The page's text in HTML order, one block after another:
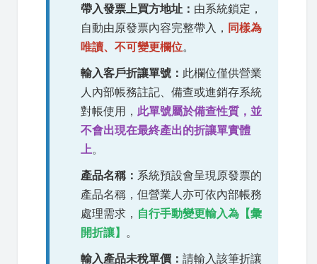
帶入發票上買方地址： 由系統鎖定，
自動由原發票內容完整帶入， 同樣為
唯讀、不可變更欄位。
輸入客戶折讓單號： 此欄位僅供營業
人內部帳務註記、備查或進銷存系統
對帳使用， 此單號屬於備查性質，並
不會出現在最終產出的折讓單實體
上。
產品名稱： 系統預設會呈現原發票的
產品名稱，但營業人亦可依內部帳務
處理需求， 自行手動變更輸入為【彙
開折讓】 。
輸入產品未稅單價： 請輸入該筆折讓